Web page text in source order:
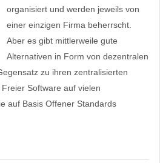
organisiert und werden jeweils von
einer einzigen Firma beherrscht.
Aber es gibt mittlerweile gute
Alternativen in Form von dezentralen
zu ihren zentralisierten
Software auf vielen
auf Basis Offener Standards